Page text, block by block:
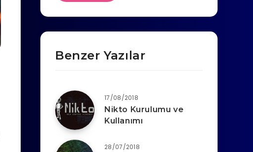
Benzer Yazılar
17/08/2018
Nikto Kurulumu ve
Kullanımı
28/07/2018